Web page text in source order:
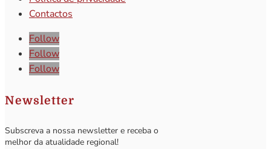
Contactos
Follow
Follow
Follow
Newsletter
Subscreva a nossa newsletter e receba o
melhor da atualidade regional!